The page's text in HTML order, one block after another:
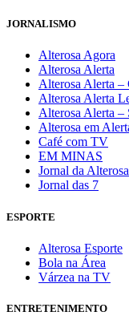
JORNALISMO
Alterosa Agora
Alterosa Alerta
Alterosa Alerta –
Alterosa Alerta
Alterosa Alerta –
Alterosa em
Café com TV
EM MINAS
Jornal da Alterosa
Jornal das 7
ESPORTE
Alterosa Esporte
Bola na Área
Várzea na TV
ENTRETENIMENTO